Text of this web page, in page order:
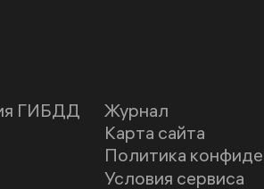
ГИБДД
Журнал
Карта сайта
Политика
Условия сервиса